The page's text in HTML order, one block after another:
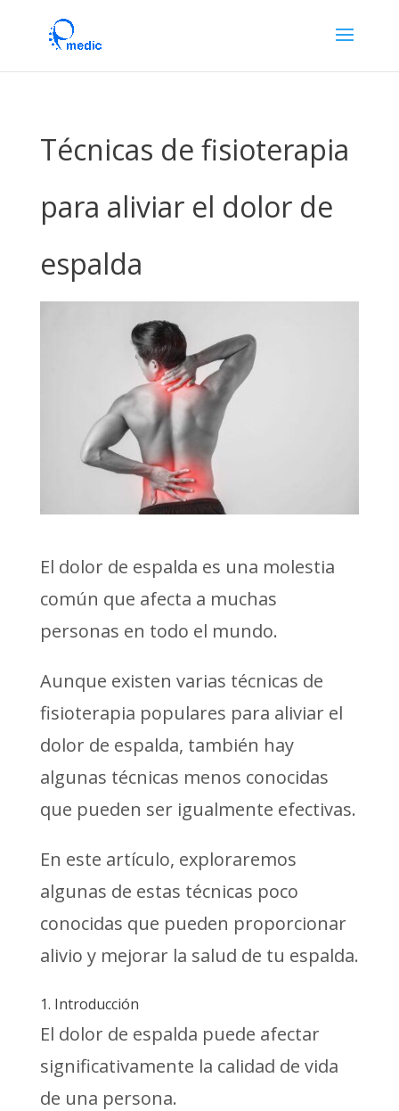
Técnicas de fisioterapia
para aliviar el dolor de
espalda
El dolor de espalda es una molestia
común que afecta a muchas
personas en todo el mundo.
Aunque existen varias técnicas de
fisioterapia populares para aliviar el
dolor de espalda, también hay
algunas técnicas menos conocidas
que pueden ser igualmente efectivas.
En este artículo, exploraremos
algunas de estas técnicas poco
conocidas que pueden proporcionar
alivio y mejorar la salud de tu espalda.
1. Introducción
El dolor de espalda puede afectar
significativamente la calidad de vida
de una persona.